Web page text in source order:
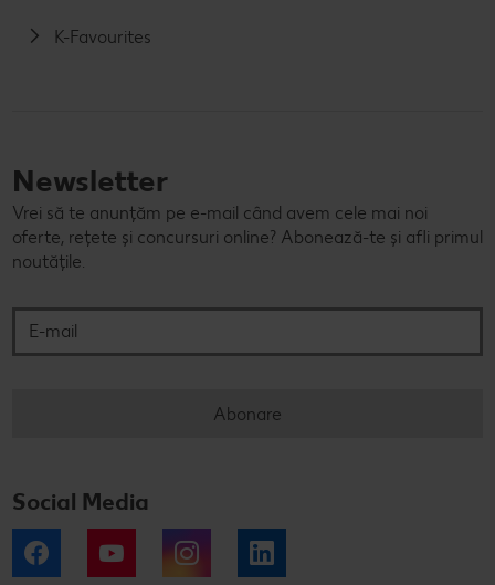
K-Favourites
Newsletter
Vrei să te anunțăm pe e-mail când avem cele mai noi
oferte, rețete și concursuri online? Abonează-te și afli primul
noutățile.
Abonare
Social Media
Facebook YouTube Instagram